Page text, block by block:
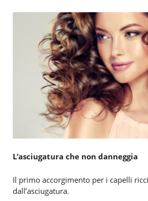
L’asciugatura che non danneggia
Il primo accorgimento per i capelli
dall’asciugatura.